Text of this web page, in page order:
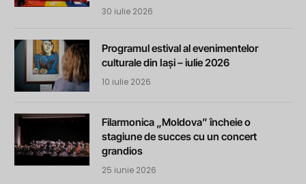
30 iulie 2026
Programul estival al evenimentelor
culturale din Iași – iulie 2026
10 iulie 2026
Filarmonica „Moldova” încheie o
stagiune de succes cu un concert
grandios
25 iunie 2026